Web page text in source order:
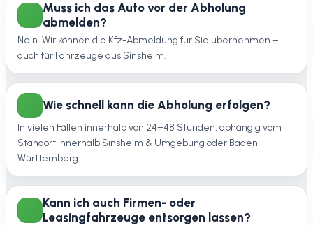
Muss ich das Auto vor der Abholung
abmelden?
Nein. Wir können die Kfz-Abmeldung für Sie übernehmen –
auch für Fahrzeuge aus Sinsheim.
Wie schnell kann die Abholung erfolgen?
In vielen Fällen innerhalb von 24–48 Stunden, abhängig vom
Standort innerhalb Sinsheim & Umgebung oder Baden-
Württemberg.
Kann ich auch Firmen- oder
Leasingfahrzeuge entsorgen lassen?